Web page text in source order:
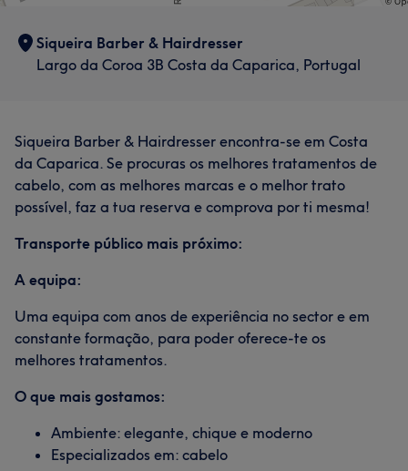
Siqueira Barber & Hairdresser
Largo da Coroa 3B Costa da Caparica, Portugal
Siqueira Barber & Hairdresser encontra-se em Costa
da Caparica. Se procuras os melhores tratamentos de
cabelo, com as melhores marcas e o melhor trato
possível, faz a tua reserva e comprova por ti mesma!
Transporte público mais próximo:
A equipa:
Uma equipa com anos de experiência no sector e em
constante formação, para poder oferece-te os
melhores tratamentos.
O que mais gostamos:
Ambiente: elegante, chique e moderno
Especializados em: cabelo